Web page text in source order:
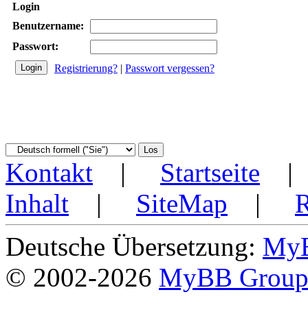
Login
Benutzername:
Passwort:
Registrierung? | Passwort vergessen?
Kontakt | Startseite
Inhalt | SiteMap |
Deutsche Übersetzung:
© 2002-2026 MyBB Group